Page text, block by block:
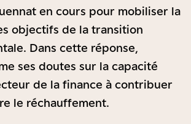
en cours pour mobiliser la
objectifs de la transition
Dans cette réponse,
ses doutes sur la capacité
de la finance à contribuer
le réchauffement.